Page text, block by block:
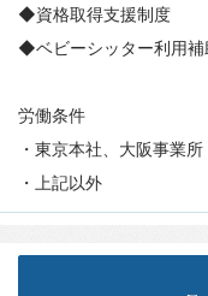
◆資格取得支援制度
◆ベビーシッター利用補
労働条件
・東京本社、大阪事業
・上記以外 ：屋内